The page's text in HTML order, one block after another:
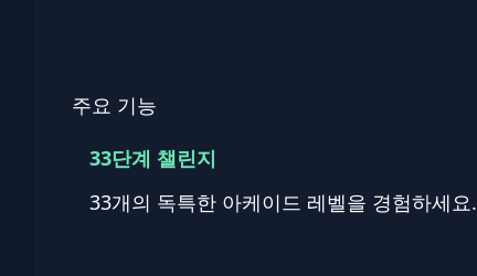
주요 기능
33단계 챌린지
33개의 독특한 아케이드 레벨을 경험하세요.